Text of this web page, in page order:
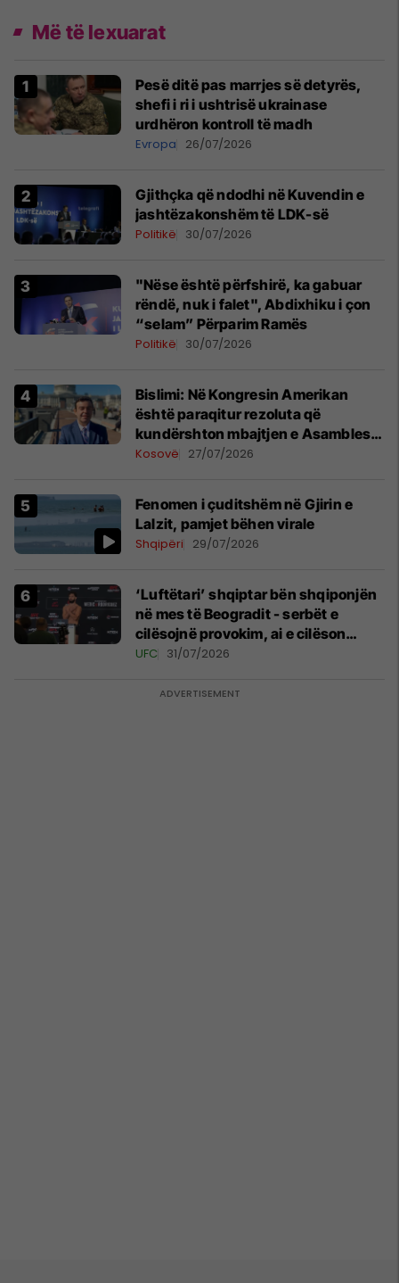
Më të lexuarat
Pesë ditë pas marrjes së detyrës,
shefi i ri i ushtrisë ukrainase
urdhëron kontroll të madh
Evropa 26/07/2026
Gjithçka që ndodhi në Kuvendin e
jashtëzakonshëm të LDK-së
Politikë 30/07/2026
"Nëse është përfshirë, ka gabuar
rëndë, nuk i falet", Abdixhiku i çon
“selam” Përparim Ramës
Politikë 30/07/2026
Bislimi: Në Kongresin Amerikan
është paraqitur rezoluta që
kundërshton mbajtjen e Asamblesë
Parlamentare të OSBE-së në
Kosovë 27/07/2026
Fenomen i çuditshëm në Gjirin e
Lalzit, pamjet bëhen virale
Shqipëri 29/07/2026
‘Luftëtari’ shqiptar bën shqiponjën
në mes të Beogradit - serbët e
cilësojnë provokim, ai e cilëson
simbol të identitetit
UFC 31/07/2026